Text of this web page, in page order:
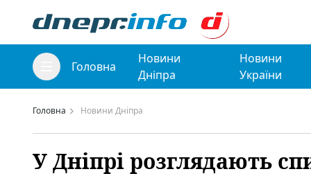
Головна
Новини
Дніпра
Новини
України
Головна Новини Дніпра
У Дніпрі розглядають